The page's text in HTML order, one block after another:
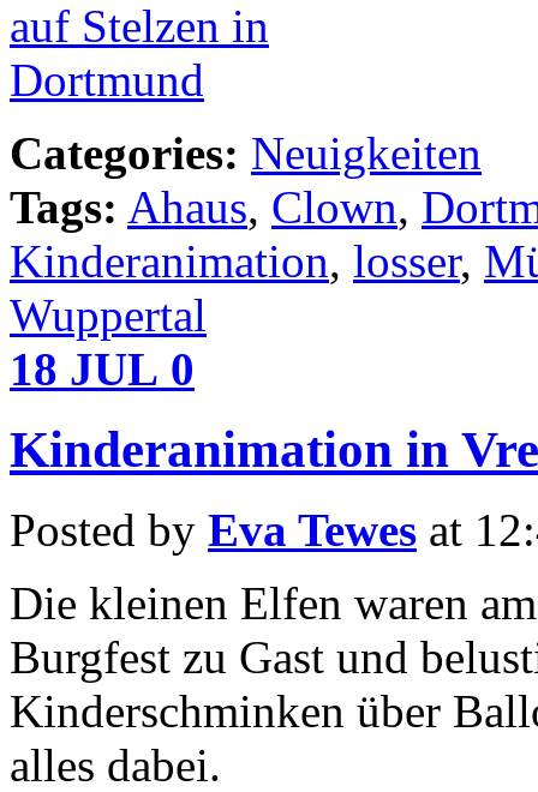
Categories: Neuigkeiten
Tags: Ahaus, Clown,
Kinderanimation, losser,
Wuppertal
18 JUL 0
Kinderanimation in
Posted by Eva Tewes at
Die kleinen Elfen waren
Burgfest zu Gast und
Kinderschminken über
alles dabei.